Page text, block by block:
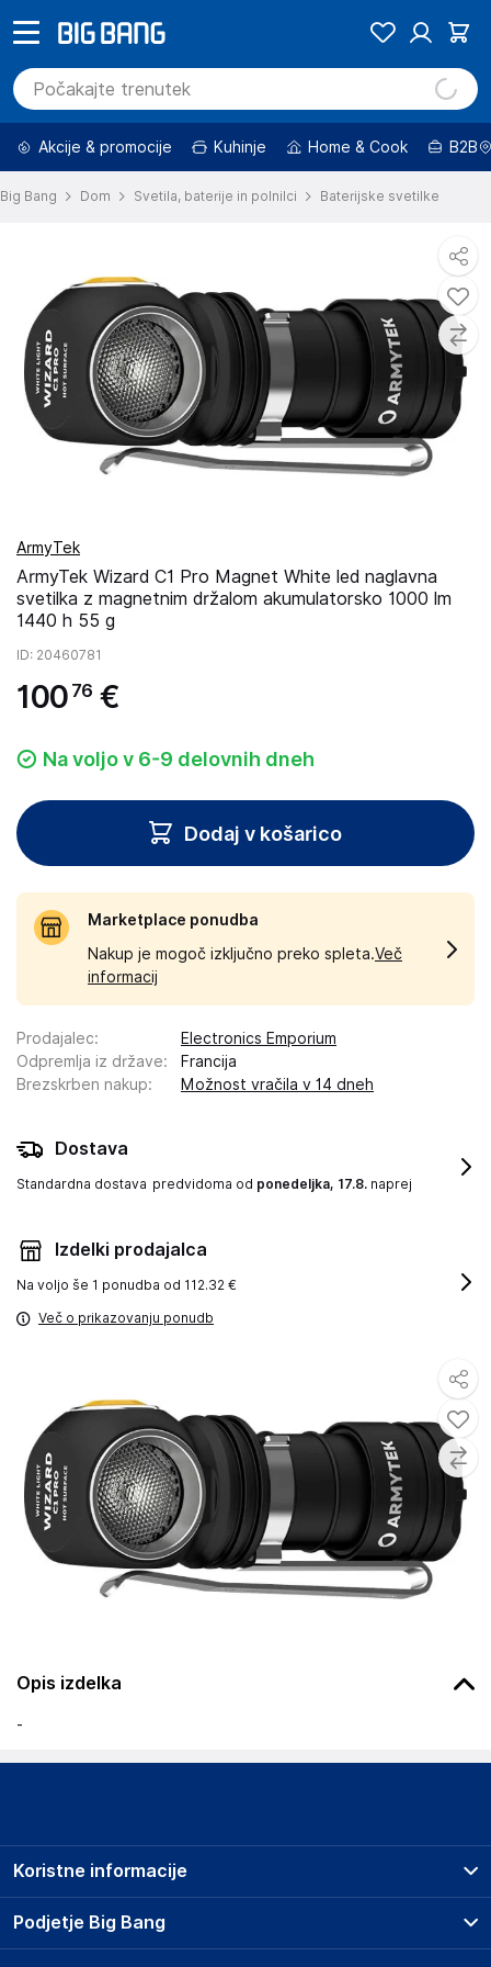
Akcije & promocije Kuhinje Home & Cook B2B
Big Bang Dom Svetila, baterije in polnilci Baterijske svetilke
Opis izdelka
-
ArmyTek
ArmyTek Wizard C1 Pro Magnet White led naglavna
svetilka z magnetnim držalom akumulatorsko 1000 lm
1440 h 55 g
ID: 20460781
100 76 €
Na voljo v 6-9 delovnih dneh
Dodaj v košarico
Marketplace ponudba
Nakup je mogoč izključno preko spleta.Več
informacij
Prodajalec:
Electronics Emporium
Odpremlja iz države:
Francija
Brezskrben nakup: Možnost vračila v 14 dneh
Dostava
Standardna dostava predvidoma od ponedeljka, 17.8. naprej
Izdelki prodajalca
Na voljo še 1 ponudba od 112.32 €
Več o prikazovanju ponudb
Podjetje Big Bang
Koristne informacije
Prodajna mesta